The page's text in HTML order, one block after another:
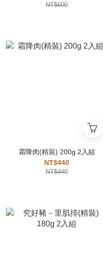
NT$600
霜降肉(精裝) 200g 2入組
NT$440
NT$440